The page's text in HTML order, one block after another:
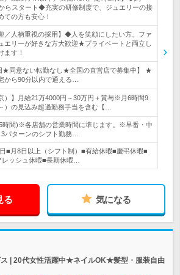
らスタート◆充実の研修制度で、ジュエリーの接
ての方も安心！
／人柄重視の採用】◆人を笑顔にしたい方、ファ
エリーが好きな方大歓迎★プライベートと両立し
ます！
★同意ない転勤なし★全国の直営店で募集中】 ★
から90分以内で通える…
）】月給21万4000円～30万円＋賞与※月6時間9
）の見込み超過勤務手当を含む【…
時間)※各店舗の営業時間に準じます。※早番・中
パターンのシフト勤務…
■月8日以上（シフト制）■有給休暇■慶弔休暇■
ッシュ休暇■長期休暇…
る 気になる
| 20代女性活躍中★ネイルOK★髪型・服装自由